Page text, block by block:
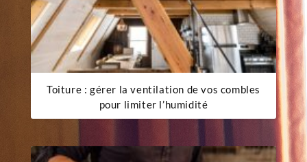
Toiture : gérer la ventilation de vos combles
pour limiter l’humidité